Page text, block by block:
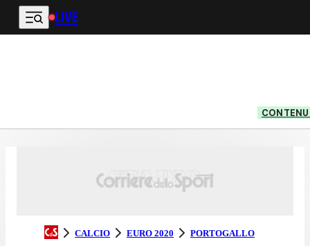
Vai al contenuto principale
LIVE
CALCIO EURO 2020 PORTOGALLO